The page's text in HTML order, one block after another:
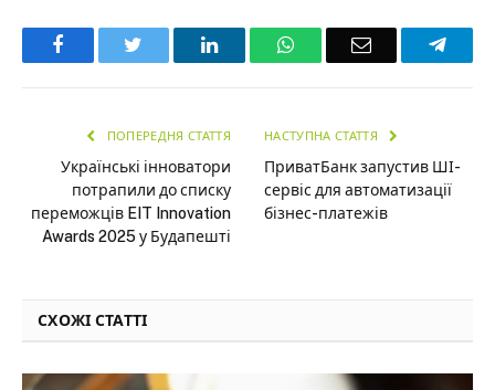
Facebook LinkedInWhatsAppEmail
ПОПЕРЕДНЯ СТАТТЯ
Українські інноватори
потрапили до списку
переможців EIT Innovation
Awards 2025 у Будапешті
НАСТУПНА СТАТТЯ
ПриватБанк запустив ШІ-
сервіс для автоматизації
бізнес-платежів
СХОЖІ СТАТТІ